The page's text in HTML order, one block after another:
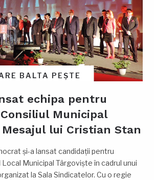
BALTA PEȘTE
echipa pentru
Municipal
lui Cristian Stan
și-a lansat candidații pentru
Local Municipal Târgoviște în cadrul unui
la Sala Sindicatelor. Cu o regie